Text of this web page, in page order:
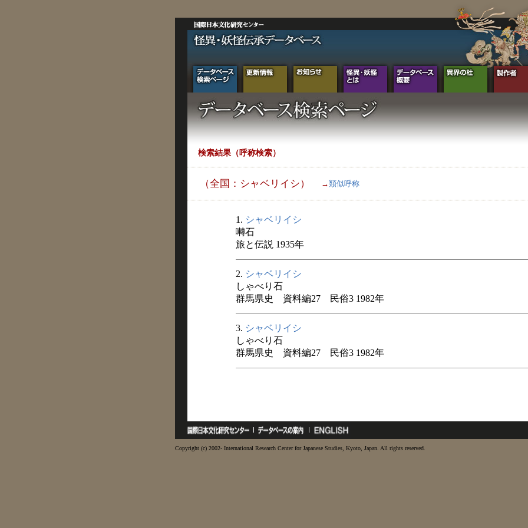
検索結果（呼称検索）
（全国：シャベリイシ） →類似呼称
1. シャベリイシ
囀石
旅と伝説 1935年
2. シャベリイシ
しゃべり石
群馬県史 資料編27 民俗3 1982年
3. シャベリイシ
しゃべり石
群馬県史 資料編27 民俗3 1982年
Copyright (c) 2002- International Research Center for Japanese Studies, Kyoto, Japan. All rights reserved.